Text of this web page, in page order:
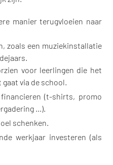
manier terugvloeien naar
zoals een muziekinstallatie
voor leerlingen die het
via de school.
(t-shirts, promo
...).
schenken.
werkjaar investeren (als